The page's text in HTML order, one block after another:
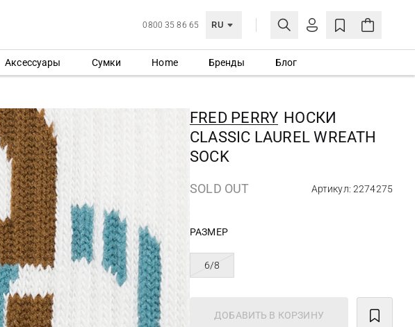
0800 35 86 65 RU
ЛИЧНЫЙ КАБИНЕТ
Еще не зарегистрированы?
СОЗДАТЬ УЧЕТНУЮ ЗАПИСЬ
Аксессуары Сумки Home Бренды Блог
FRED PERRY НОСКИ
CLASSIC LAUREL WREATH
SOCK
SOLD OUT Артикул: 2274275
РАЗМЕР
6/8
ДОБАВИТЬ В КОРЗИНУ